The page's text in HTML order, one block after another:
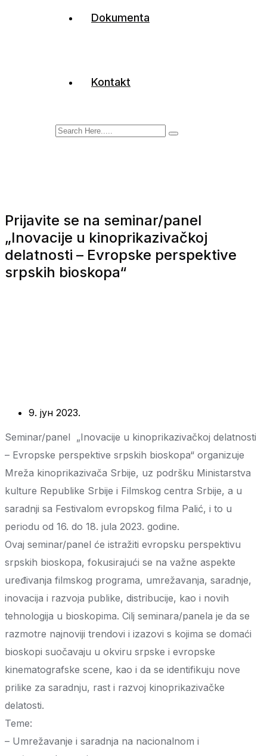
Dokumenta
Kontakt
Prijavite se na seminar/panel
„Inovacije u kinoprikazivačkoj
delatnosti – Evropske perspektive
srpskih bioskopa“
9. јун 2023.
Seminar/panel „Inovacije u kinoprikazivačkoj delatnosti
– Evropske perspektive srpskih bioskopa“ organizuje
Mreža kinoprikazivača Srbije, uz podršku Ministarstva
kulture Republike Srbije i Filmskog centra Srbije, a u
saradnji sa Festivalom evropskog filma Palić, i to u
periodu od 16. do 18. jula 2023. godine.
Ovaj seminar/panel će istražiti evropsku perspektivu
srpskih bioskopa, fokusirajući se na važne aspekte
uređivanja filmskog programa, umrežavanja, saradnje,
inovacija i razvoja publike, distribucije, kao i novih
tehnologija u bioskopima. Cilj seminara/panela je da se
razmotre najnoviji trendovi i izazovi s kojima se domaći
bioskopi suočavaju u okviru srpske i evropske
kinematografske scene, kao i da se identifikuju nove
prilike za saradnju, rast i razvoj kinoprikazivačke
delatosti.
Teme:
– Umrežavanje i saradnja na nacionalnom i